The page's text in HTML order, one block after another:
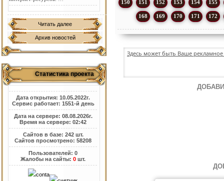
Читать далее
Архив новостей
Статистика проекта
Дата открытия: 10.05.2022г.
Сервис работает: 1551-й день
Дата на сервере: 08.08.2026г.
Время на сервере: 02:42
Сайтов в базе: 242 шт.
Сайтов просмотрено: 58208
Пользователей: 0
Жалобы на сайты:0 шт.
150 151 152 153 154 155
168 169 170 171 172
Здесь может быть Ваше